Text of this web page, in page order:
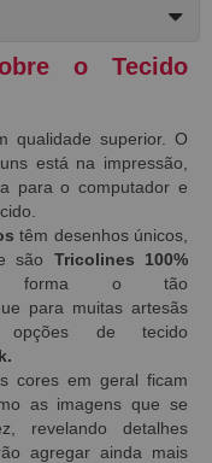
o Tecido
qualidade superior. O
está na impressão,
para o computador e
têm desenhos únicos,
são Tricolines 100%
forma o tão
para muitas artesãs
de tecido
cores em geral ficam
as imagens que se
revelando detalhes
agregar ainda mais